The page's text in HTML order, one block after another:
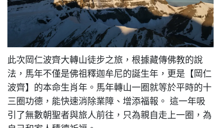
此次岡仁波齊大轉山徒步之旅，根據藏傳佛教的說
法，馬年不僅是佛祖釋迦牟尼的誕生年，更是【岡仁
波齊】的本命生肖年。馬年轉山一圈就等於平時的十
三圈功德，能快速消除業障、增添福報。 這一年吸
引了無數朝聖者與旅人前往，只為親自走上一圈，為